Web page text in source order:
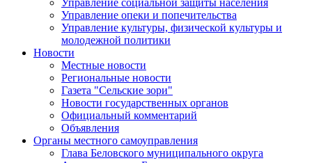
Управление социальной защиты населения
Управление опеки и попечительства
Управление культуры, физической культуры и
молодежной политики
Новости
Местные новости
Региональные новости
Газета "Сельские зори"
Новости государственных органов
Официальный комментарий
Объявления
Органы местного самоуправления
Глава Беловского муниципального округа